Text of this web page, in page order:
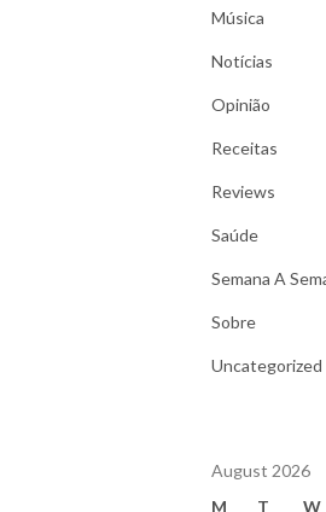
Música
Notícias
Opinião
Receitas
Reviews
Saúde
Semana A
Sobre
Uncategorized
August 2026
M
T W